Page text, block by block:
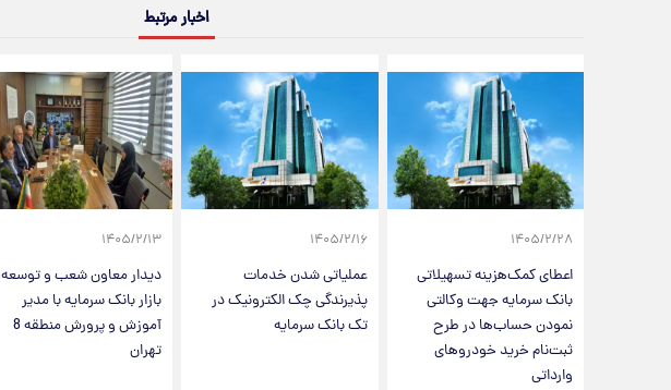
اخبار مرتبط
۱۴۰۵/۲/۲۸
اعطای کمک‌هزینه تسهیلاتی
بانک سرمایه جهت وکالتی
نمودن حساب‌ها در طرح
ثبت‌نام خرید خودروهای
وارداتی
۱۴۰۵/۲/۱۶
عملیاتی شدن خدمات
پذیرندگی چک الکترونیک در
تک بانک سرمایه
۱۴۰۵/۲/۱۳
دیدار معاون شعب و توسعه
بازار بانک سرمایه با مدیر
آموزش و پرورش منطقه 8
تهران